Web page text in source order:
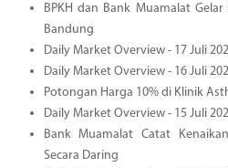
BPKH dan Bank Muamalat
Bandung
Daily Market Overview - 17 Juli
Daily Market Overview - 16 Juli
Potongan Harga 10% di Klinik
Daily Market Overview - 15 Juli
Bank Muamalat Catat
Secara Daring